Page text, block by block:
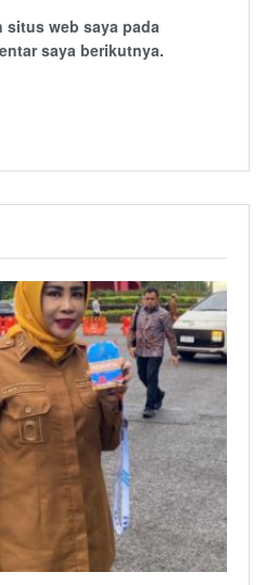
situs web saya pada
saya berikutnya.